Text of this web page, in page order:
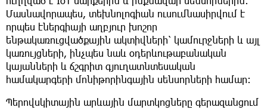
Մասնավորապես, տեխնոլոգիան ուսումնասիրվում է
որպես էներգիայի աղբյուր խոշոր
ենթակառուցվածքային ակտիվների՝ կամուրջների և այլ
կառույցների, ինչպես նաև օդերևութաբանական
կայանների և ճշգրիտ գյուղատնտեսական
համակարգերի մոնիթորինգային սենսորների համար:
Պերովսկիտային արևային մարտկոցները գերազանցում